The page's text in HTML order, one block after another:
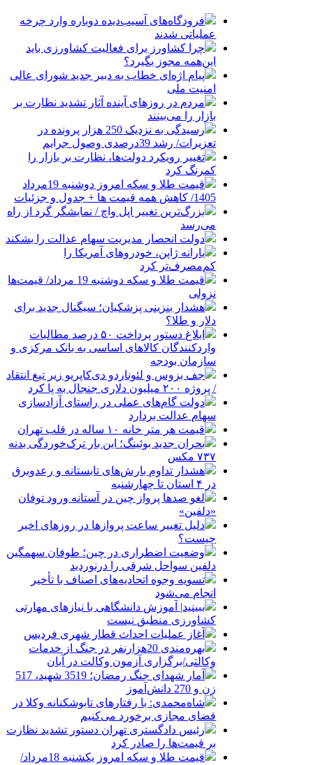
فرودگاه‌های آسیب‌دیده دوباره وارد چرخه
عملیاتی شدند
چرا کشاورز برای فعالیت کشاورزی باید
این‌همه مجوز بگیرد؟
پیام اژه‌ای خطاب به دبیر جدید شورای عالی
امنیت ملی
مردم در روزهای آینده آثار تشدید نظارت بر
بازار را می‌بینند
رسیدگی به نزدیک 250 هزار پرونده در
تعزیرات/ رشد 39درصدی وصول جرایم
تغییر رویکرد دولت‌ها، نظارت بر بازار را
کمرنگ کرد
قیمت طلا و سکه امروز دوشنبه 19مرداد
1405/ کاهش همه قیمت ها + جدول و جزئیات
بزرگ‌ترین تغییر اپل واچ / نمایشگر گرد از راه
می‌رسد
دولت انحصار مدیریت سهام عدالت را بشکند
یارانه ژاپن، خودروهای آمریکا را
کم‌مصرف‌تر کرد
قیمت طلا و سکه دوشنبه 19 مرداد/ قیمت‌ها
نزولی
هشدار بنزینی پزشکیان؛ سیگنال جدید برای
دلار و طلا؟
ابلاغ دستور پرداخت ۵۰ درصد مطالبات
واردکنندگان کالاهای اساسی به بانک مرکزی و
سازمان بودجه
جف بزوس و لئوناردو دی‌کاپریو زیر تیغ انتقاد
/ پروژه ۲۰۰ میلیون دلاری جنجال به پا کرد
دولت گام‌های عملی در راستای آزادسازی
سهام عدالت بردارد
قیمت هر متر خانه ۱۰ ساله در قلب تهران
بحران جدید بوئینگ؛ این بار ترک‌خوردگی بدنه
۷۳۷ مکس
هشدار تداوم بارش‌های تابستانه و رعدوبرق
در ۴ استان تا چهارشنبه
لغو صدها پرواز چین در آستانه ورود توفان
«دلفین»
دلیل تغییر ساعت پروازها در روزهای اخیر
چیست؟
وضعیت اضطراری در چین؛ طوفان سهمگین
دلفین سواحل شرقی را درنوردید
تسویه وجوه اتحادیه‌های اصناف با تأخیر
انجام می‌شود
ببینید| آموزش دانشگاهی با نیازهای مهارتی
کشاورزی منطبق نیست
آغاز عملیات احداث قطار شهری فردیس
بهره‌مندی 20هزارنفر در جنگ از خدمات
وکالتی/برگزاری آزمون وکالت در آبان
آمار شهدای جنگ رمضان؛ 3519 شهید، 517
زن و 270 دانش‌آموز
شاه‌محمدی: با رفتارهای تابوشکنانه وکلا در
فضای مجازی برخورد می‌کنیم
رئیس دادگستری تهران دستور تشدید نظارت
بر قیمت‌ها را صادر کرد
قیمت طلا و سکه امروز یکشنبه 18مرداد/